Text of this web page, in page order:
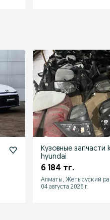
Кузовные запчасти
hyundai
6 184 тг.
Алматы, Жетысуский
04 августа 2026 г.